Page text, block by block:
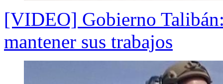
[VIDEO] Gobierno
mantener sus trabajos